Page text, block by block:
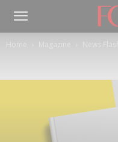
Home Magazine News Flash